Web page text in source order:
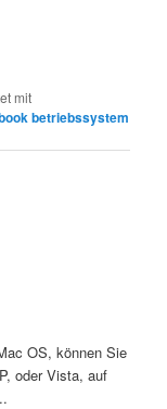
mit
betriebssystem
OS, können Sie
oder Vista, auf